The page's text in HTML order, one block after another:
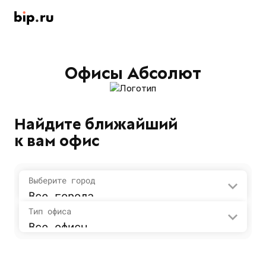
Офисы Абсолют
Найдите ближайший
к вам офис
Выберите город
Все города
Тип офиса
Все офисы